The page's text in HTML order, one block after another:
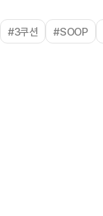
#3쿠션 #SOOP